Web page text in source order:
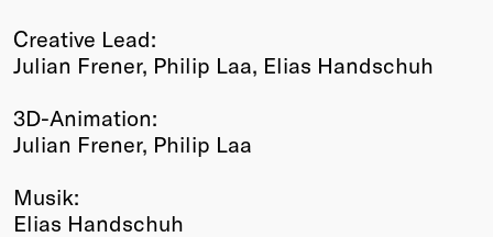
Creative Lead:
Julian Frener, Philip Laa, Elias Handschuh
3D-Animation:
Julian Frener, Philip Laa
Musik:
Elias Handschuh